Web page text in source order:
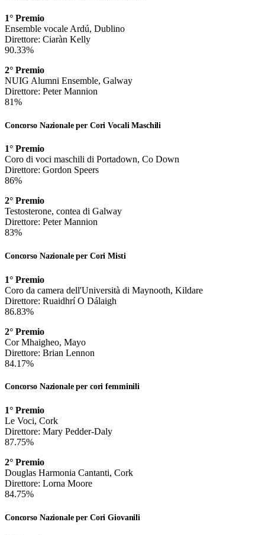
1° Premio
Ensemble vocale Ardú, Dublino
Direttore: Ciaràn Kelly
90.33%
2° Premio
NUIG Alumni Ensemble, Galway
Direttore: Peter Mannion
81%
Concorso Nazionale per Cori Vocali Maschili
1° Premio
Coro di voci maschili di Portadown, Co Down
Direttore: Gordon Speers
86%
2° Premio
Testosterone, contea di Galway
Direttore: Peter Mannion
83%
Concorso Nazionale per Cori Misti
1° Premio
Coro da camera dell'Università di Maynooth, Kildare
Direttore: Ruaidhrí O Dálaigh
86.83%
2° Premio
Cor Mhaigheo, Mayo
Direttore: Brian Lennon
84.17%
Concorso Nazionale per cori femminili
1° Premio
Le Voci, Cork
Direttore: Mary Pedder-Daly
87.75%
2° Premio
Douglas Harmonia Cantanti, Cork
Direttore: Lorna Moore
84.75%
Concorso Nazionale per Cori Giovanili